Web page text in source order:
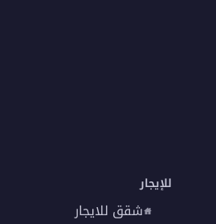
للإيجار
شقق للايجار